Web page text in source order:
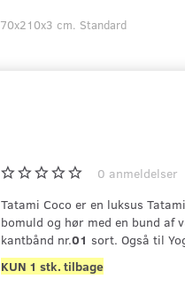
cm. Standard
0 anmeldelser
Tatami Coco er en luksus
bomuld og hør med en bund af
kantbånd nr.01 sort. Også til
KUN 1 stk. tilbage